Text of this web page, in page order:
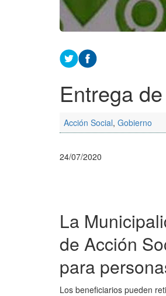
Entrega
Acción Social, Gobierno
24/07/2020
La
de Acción
para
Los beneficiarios pueden